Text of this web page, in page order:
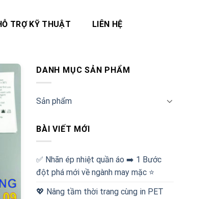
TRỢ KỸ THUẬT LIÊN HỆ
DANH MỤC SẢN PHẨM
Sản phẩm
BÀI VIẾT MỚI
✅‪ Nhãn ép nhiệt quần áo ➡️ 1 Bước
đột phá mới về ngành may mặc ⭐️
💖 Nâng tầm thời trang cùng in PET